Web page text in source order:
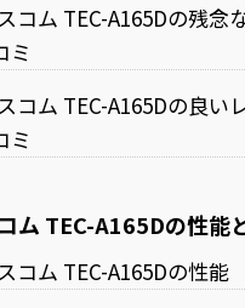
コム TEC-A165Dの残念
ミ
コム TEC-A165Dの良い
ミ
ム TEC-A165Dの性能
コム TEC-A165Dの性能